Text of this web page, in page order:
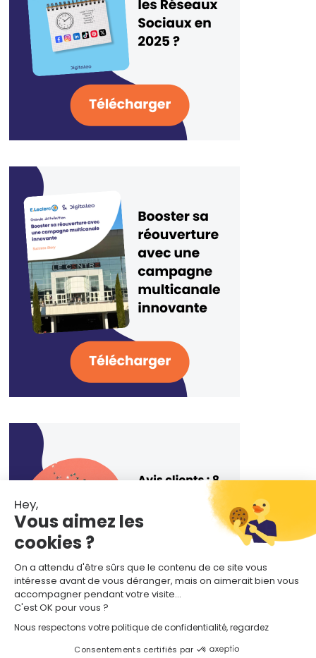
Hey,
Vous aimez les
cookies ?
On a attendu d'être sûrs que le contenu de ce site vous
intéresse avant de vous déranger, mais on aimerait bien vous
accompagner pendant votre visite...
C'est OK pour vous ?
Nous respectons votre politique de confidentialité, regardez
Consentements certifiés par